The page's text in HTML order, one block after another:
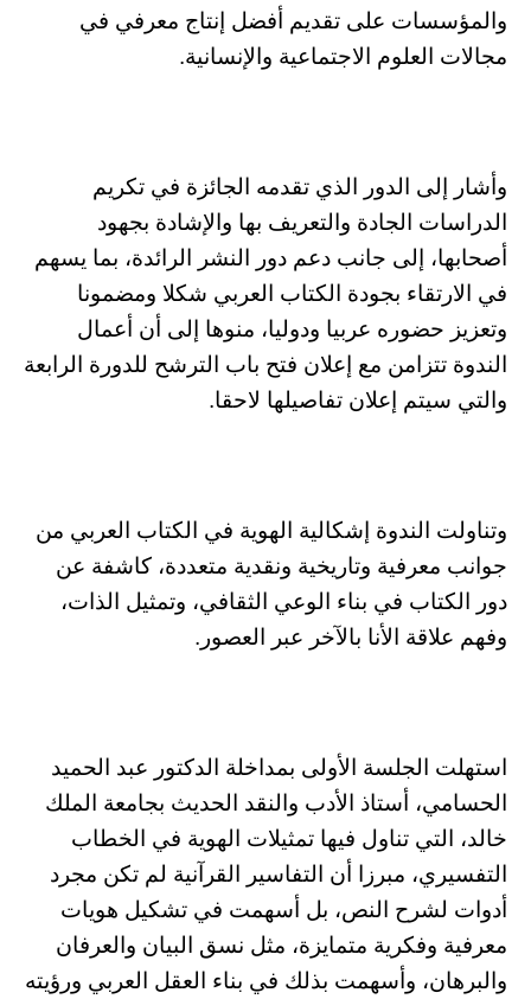
والمؤسسات على تقديم أفضل إنتاج معرفي في
مجالات العلوم الاجتماعية والإنسانية.
وأشار إلى الدور الذي تقدمه الجائزة في تكريم
الدراسات الجادة والتعريف بها والإشادة بجهود
أصحابها، إلى جانب دعم دور النشر الرائدة، بما يسهم
في الارتقاء بجودة الكتاب العربي شكلا ومضمونا
وتعزيز حضوره عربيا ودوليا، منوها إلى أن أعمال
الندوة تتزامن مع إعلان فتح باب الترشح للدورة الرابعة
والتي سيتم إعلان تفاصيلها لاحقا.
وتناولت الندوة إشكالية الهوية في الكتاب العربي من
جوانب معرفية وتاريخية ونقدية متعددة، كاشفة عن
دور الكتاب في بناء الوعي الثقافي، وتمثيل الذات،
وفهم علاقة الأنا بالآخر عبر العصور.
استهلت الجلسة الأولى بمداخلة الدكتور عبد الحميد
الحسامي، أستاذ الأدب والنقد الحديث بجامعة الملك
خالد، التي تناول فيها تمثيلات الهوية في الخطاب
التفسيري، مبرزا أن التفاسير القرآنية لم تكن مجرد
أدوات لشرح النص، بل أسهمت في تشكيل هويات
معرفية وفكرية متمايزة، مثل نسق البيان والعرفان
والبرهان، وأسهمت بذلك في بناء العقل العربي ورؤيته